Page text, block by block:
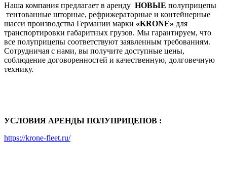
Наша компания предлагает в аренду НОВЫЕ полуприцепы
тентованные шторные, рефрижераторные и контейнерные
шасси производства Германии марки «KRONE» для
транспортировки габаритных грузов. Мы гарантируем, что
все полуприцепы соответствуют заявленным требованиям.
Сотрудничая с нами, вы получите доступные цены,
соблюдение договоренностей и качественную, долговечную
технику.
УСЛОВИЯ АРЕНДЫ ПОЛУПРИЦЕПОВ :
https://krone-fleet.ru/